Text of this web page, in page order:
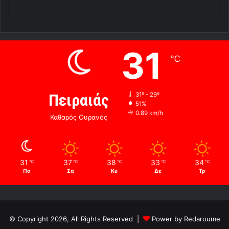
Πειραιάς
Καθαρός Ουρανός
31 ℃
31º - 29º
51%
0.89 km/h
31 ℃
Πα
37 ℃
Σα
38 ℃
Κυ
33 ℃
Δε
34 ℃
Τρ
© Copyright 2026, All Rights Reserved | Power by Redaroume